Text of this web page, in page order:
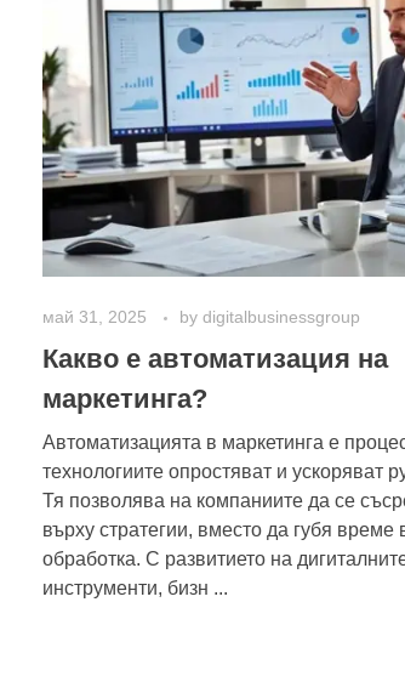
май 31, 2025 by digitalbusinessgroup
Какво е автоматизация на
маркетинга?
Автоматизацията в маркетинга е
технологиите опростяват и ускоряват
Тя позволява на компаниите да се
върху стратегии, вместо да губя време
обработка. С развитието на
инструменти, бизн ...